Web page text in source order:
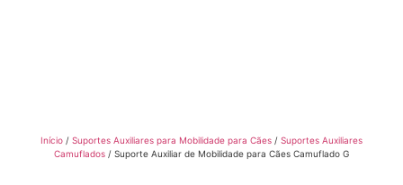
Início / Suportes Auxiliares para Mobilidade para Cães / Suportes Auxiliares
Camuflados / Suporte Auxiliar de Mobilidade para Cães Camuflado G